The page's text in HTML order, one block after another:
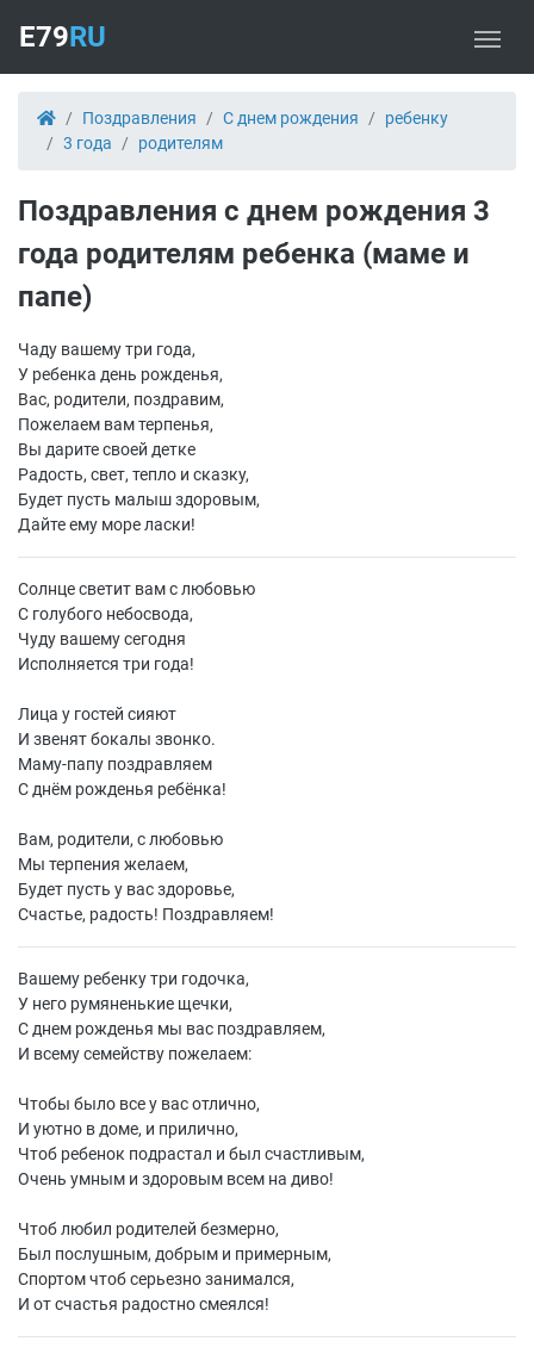
E79RU
Поздравления С днем рождения
ребенку
3 года
родителям
Поздравления с днем рождения 3
года родителям ребенка (маме и
папе)
Чаду вашему три года,
У ребенка день рожденья,
Вас, родители, поздравим,
Пожелаем вам терпенья,
Вы дарите своей детке
Радость, свет, тепло и сказку,
Будет пусть малыш здоровым,
Дайте ему море ласки!
Солнце светит вам с любовью
С голубого небосвода,
Чуду вашему сегодня
Исполняется три года!
Лица у гостей сияют
И звенят бокалы звонко.
Маму-папу поздравляем
С днём рожденья ребёнка!
Вам, родители, с любовью
Мы терпения желаем,
Будет пусть у вас здоровье,
Счастье, радость! Поздравляем!
Вашему ребенку три годочка,
У него румяненькие щечки,
С днем рожденья мы вас поздравляем,
И всему семейству пожелаем:
Чтобы было все у вас отлично,
И уютно в доме, и прилично,
Чтоб ребенок подрастал и был счастливым,
Очень умным и здоровым всем на диво!
Чтоб любил родителей безмерно,
Был послушным, добрым и примерным,
Спортом чтоб серьезно занимался,
И от счастья радостно смеялся!